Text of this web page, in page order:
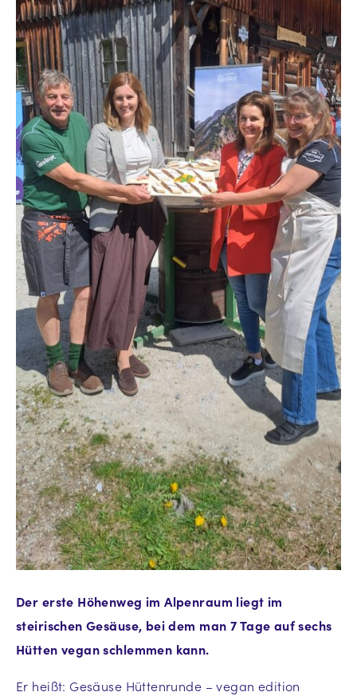
Der erste Höhenweg im Alpenraum liegt im
steirischen Gesäuse, bei dem man 7 Tage auf sechs
Hütten vegan schlemmen kann.
Er heißt: Gesäuse Hüttenrunde – vegan edition